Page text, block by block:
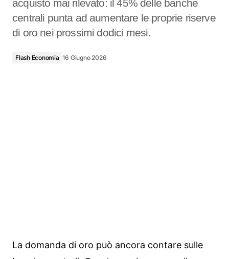
acquisto mai rilevato: il 45% delle banche
centrali punta ad aumentare le proprie riserve
di oro nei prossimi dodici mesi.
Flash Economia 16 Giugno 2026
La domanda di oro può ancora contare sulle